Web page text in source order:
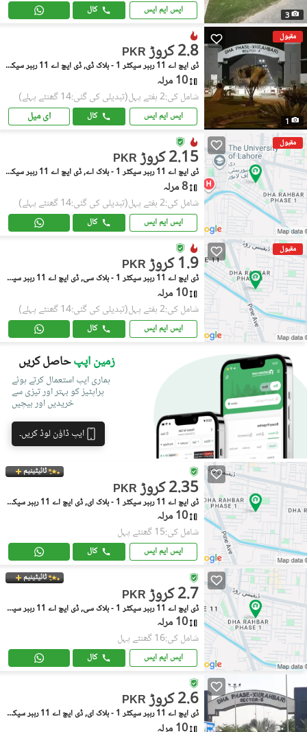
3 ایس ایم ایس کال
مقبول
1
PKR 2.8 کروڑ
ڈی ایچ اے 11 رہبر سیکٹر 1 - بلاک ڈی, ڈی ایچ اے 11 رہبر سیکٹر 1
10 مرلہ
شامل کی:2 ہفتے پہل (تبدیلی کی گئی:14 گھنٹے پہلے)
ایس ایم ایس کال ای میل
مقبول
PKR 2.15 کروڑ
ڈی ایچ اے 11 رہبر سیکٹر 1 - بلاک اے, ڈی ایچ اے 11 رہبر سیکٹر 1
8 مرلہ
شامل کی:2 ہفتے پہل (تبدیلی کی گئی:14 گھنٹے پہلے)
ایس ایم ایس کال
مقبول
PKR 1.9 کروڑ
ڈی ایچ اے 11 رہبر سیکٹر 1 - بلاک سی, ڈی ایچ اے 11 رہبر سیکٹر 1
10 مرلہ
شامل کی:2 ہفتے پہل (تبدیلی کی گئی:14 گھنٹے پہلے)
ایس ایم ایس کال
زمین اپپحاصل کریں
ہماری ایپ استعمال کرتے ہوئے
پراپٹیز کو بہتر اور تیزی سے
خریدیں اور بیچیں
ایپ ڈاؤن لوڈ کریں۔
ٹائیٹینیم
PKR 2.35 کروڑ
ڈی ایچ اے 11 رہبر سیکٹر 1 - بلاک ای, ڈی ایچ اے 11 رہبر سیکٹر 1
10 مرلہ
شامل کی:15 گھنٹے پہل
ایس ایم ایس کال
ٹائیٹینیم
PKR 2.7 کروڑ
ڈی ایچ اے 11 رہبر سیکٹر 1 - بلاک سی, ڈی ایچ اے 11 رہبر سیکٹر 1
10 مرلہ
شامل کی:16 گھنٹے پہل
ایس ایم ایس کال
PKR 2.6 کروڑ
ڈی ایچ اے 11 رہبر سیکٹر 1 - بلاک ای, ڈی ایچ اے 11 رہبر سیکٹر 1